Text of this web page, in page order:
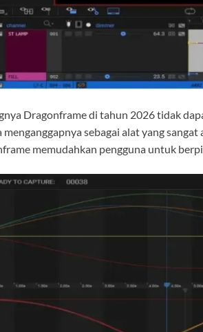
Dragonframe di tahun 2026 tidak
menganggapnya sebagai alat yang
memudahkan pengguna untuk